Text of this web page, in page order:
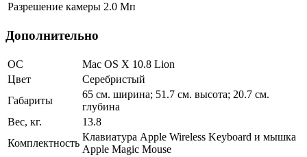
Разрешение камеры 2.0 Мп
Дополнительно
ОС
Mac OS X 10.8 Lion
Цвет
Серебристый
Габариты
65 см. ширина; 51.7 см. высота; 20.7 см.
глубина
Вес, кг.
13.8
Комплектность
Клавиатура Apple Wireless Keyboard и мышка
Apple Magic Mouse